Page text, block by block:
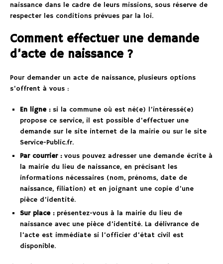
naissance dans le cadre de leurs missions, sous réserve de
respecter les conditions prévues par la loi.
Comment effectuer une demande
d’acte de naissance ?
Pour demander un acte de naissance, plusieurs options
s’offrent à vous :
En ligne :si la commune où est né(e) l’intéressé(e)
propose ce service, il est possible d’effectuer une
demande sur le site internet de la mairie ou sur le site
Service-Public.fr.
Par courrier :vous pouvez adresser une demande écrite à
la mairie du lieu de naissance, en précisant les
informations nécessaires (nom, prénoms, date de
naissance, filiation) et en joignant une copie d’une
pièce d’identité.
Sur place :présentez-vous à la mairie du lieu de
naissance avec une pièce d’identité. La délivrance de
l’acte est immédiate si l’officier d’état civil est
disponible.